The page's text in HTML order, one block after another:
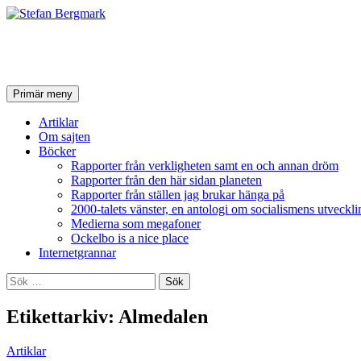
SökPrimär meny Hoppa
till
innehåll
Artiklar
Om sajten
Böcker
Rapporter från verkligheten samt en och annan dröm
Rapporter från den här sidan planeten
Rapporter från ställen jag brukar hänga på
2000-talets vänster, en antologi om socialismens
Medierna som megafoner
Ockelbo is a nice place
Internetgrannar
Sök
efter:
Etikettarkiv: Almedalen
Artiklar